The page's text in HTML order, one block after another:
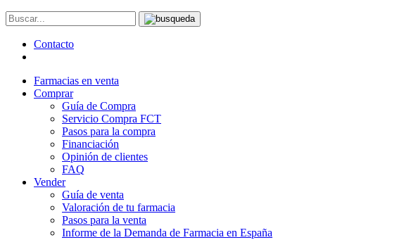
Contacto
Farmacias en venta
Comprar
Guía de Compra
Servicio Compra FCT
Pasos para la compra
Financiación
Opinión de clientes
FAQ
Vender
Guía de venta
Valoración de tu farmacia
Pasos para la venta
Informe de la Demanda de Farmacia en España